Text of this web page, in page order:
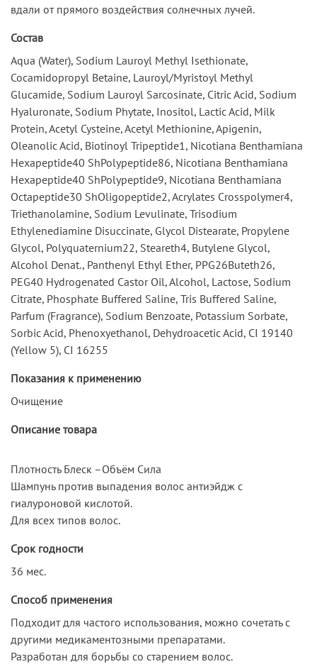
вдали от прямого воздействия солнечных лучей.
Состав
Aqua (Water), Sodium Lauroyl Methyl Isethionate,
Cocamidopropyl Betaine, Lauroyl/Myristoyl Methyl
Glucamide, Sodium Lauroyl Sarcosinate, Citric Acid, Sodium
Hyaluronate, Sodium Phytate, Inositol, Lactic Acid, Milk
Protein, Acetyl Cysteine, Acetyl Methionine, Apigenin,
Oleanolic Acid, Biotinoyl Tripeptide1, Nicotiana Benthamiana
Hexapeptide40 ShPolypeptide86, Nicotiana Benthamiana
Hexapeptide40 ShPolypeptide9, Nicotiana Benthamiana
Octapeptide30 ShOligopeptide2, Acrylates Crosspolymer4,
Triethanolamine, Sodium Levulinate, Trisodium
Ethylenediamine Disuccinate, Glycol Distearate, Propylene
Glycol, Polyquaternium22, Steareth4, Butylene Glycol,
Alcohol Denat., Panthenyl Ethyl Ether, PPG26Buteth26,
PEG40 Hydrogenated Castor Oil, Alcohol, Lactose, Sodium
Citrate, Phosphate Buffered Saline, Tris Buffered Saline,
Parfum (Fragrance), Sodium Benzoate, Potassium Sorbate,
Sorbic Acid, Phenoxyethanol, Dehydroacetic Acid, CI 19140
(Yellow 5), CI 16255
Показания к применению
Очищение
Описание товара
Плотность Блеск –Объём Сила
Шампунь против выпадения волос антиэйдж с
гиалуроновой кислотой.
Для всех типов волос.
Срок годности
36 мес.
Способ применения
Подходит для частого использования, можно сочетать с
другими медикаментозными препаратами.
Разработан для борьбы со старением волос.